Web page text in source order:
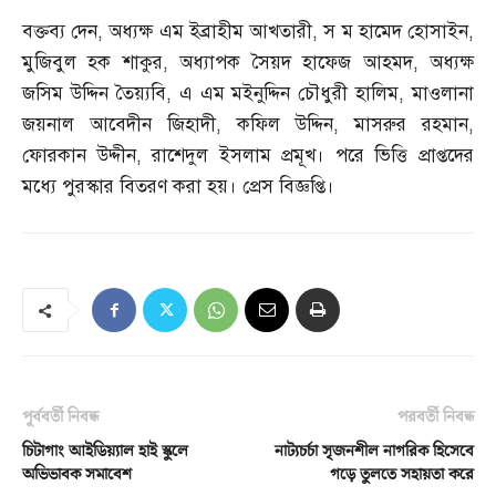
বক্তব্য দেন,অধ্যক্ষ এম ইব্রাহীম আখতারী,স ম হামেদ হোসাইন,
মুজিবুল হক শাকুর,অধ্যাপক সৈয়দ হাফেজ আহমদ,অধ্যক্ষ
জসিম উদ্দিন তৈয়্যবি, এ এম মইনুদ্দিন চৌধুরী হালিম,মাওলানা
জয়নাল আবেদীন জিহাদী,কফিল উদ্দিন,মাসরুর রহমান,
ফোরকান উদ্দীন,রাশেদুল ইসলাম প্রমূখ। পরে ভিত্তি প্রাপ্তদের
মধ্যে পুরস্কার বিতরণ করা হয়। প্রেস বিজ্ঞপ্তি।
পূর্ববর্তী নিবন্ধ
চিটাগাং আইডিয়্যাল হাই স্কুলে
অভিভাবক সমাবেশ
পরবর্তী নিবন্ধ
নাট্যচর্চা সৃজনশীল নাগরিক হিসেবে
গড়ে তুলতে সহায়তা করে